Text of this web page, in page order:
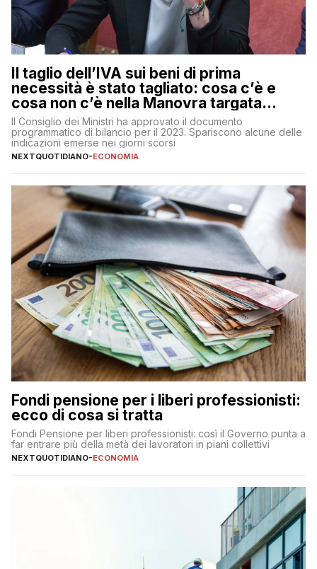
Il taglio dell’IVA sui beni di prima
necessità è stato tagliato: cosa c’è e
cosa non c’è nella Manovra targata
Meloni
Il Consiglio dei Ministri ha approvato il documento
programmatico di bilancio per il 2023. Spariscono alcune delle
indicazioni emerse nei giorni scorsi
NEXTQUOTIDIANO-ECONOMIA
Fondi pensione per i liberi professionisti:
ecco di cosa si tratta
Fondi Pensione per liberi professionisti: così il Governo punta a
far entrare più della metà dei lavoratori in piani collettivi
NEXTQUOTIDIANO-ECONOMIA